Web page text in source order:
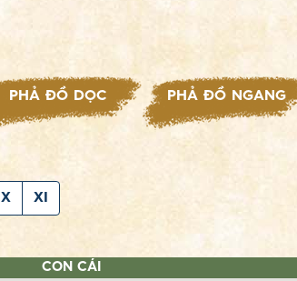
PHẢ ĐỒ DỌC PHẢ ĐỒ NGANG
X XI
CON CÁI